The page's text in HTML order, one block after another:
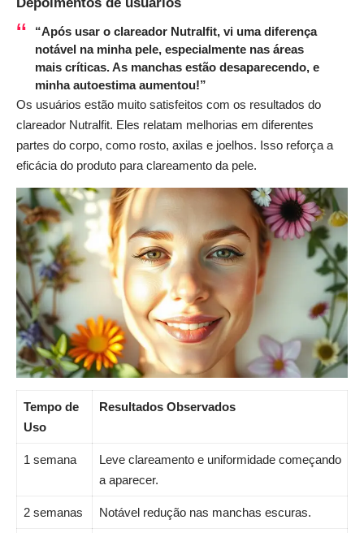
“Após usar o clareador Nutralfit, vi uma diferença
notável na minha pele, especialmente nas áreas
mais críticas. As manchas estão desaparecendo, e
minha autoestima aumentou!”
Os usuários estão muito satisfeitos com os resultados do
clareador Nutralfit. Eles relatam melhorias em diferentes
partes do corpo, como rosto, axilas e joelhos. Isso reforça a
eficácia do produto para clareamento da pele.
Tempo de
Uso
Resultados Observados
1 semana
Leve clareamento e uniformidade começando
a aparecer.
2 semanas Notável redução nas manchas escuras.